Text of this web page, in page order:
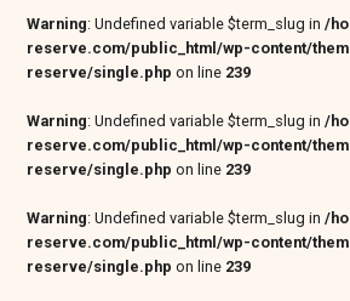
Warning: Undefined variable $term_slug in/
reserve.com/public_html/wp-content/
reserve/single.php on line 239
Warning: Undefined variable $term_slug in/
reserve.com/public_html/wp-content/
reserve/single.php on line 239
Warning: Undefined variable $term_slug in/
reserve.com/public_html/wp-content/
reserve/single.php on line 239